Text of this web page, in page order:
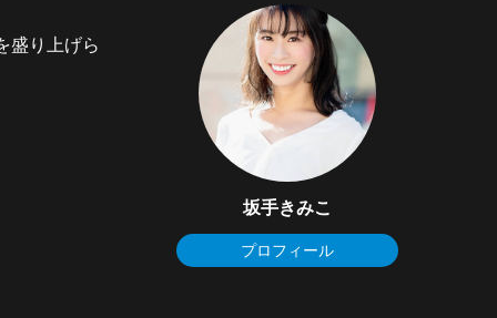
盛り上げら
坂手きみこ
プロフィール